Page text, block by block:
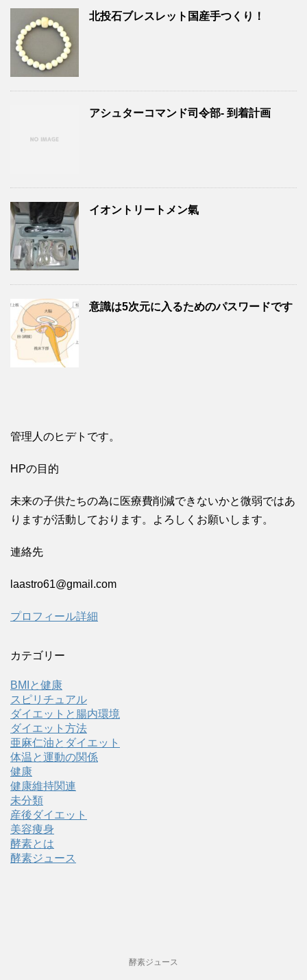
北投石ブレスレット国産手つくり！
アシュターコマンド司令部- 到着計画
イオントリートメン氣
意識は5次元に入るためのパスワードです
管理人のヒデトです。
HPの目的
未来の子供たちの為に医療費削減できないかと微弱ではあ
りますが活動しております。よろしくお願いします。
連絡先
laastro61@gmail.com
プロフィール詳細
カテゴリー
BMIと健康
スピリチュアル
ダイエットと腸内環境
ダイエット方法
亜麻仁油とダイエット
体温と運動の関係
健康
健康維持関連
未分類
産後ダイエット
美容痩身
酵素とは
酵素ジュース
酵素ジュース